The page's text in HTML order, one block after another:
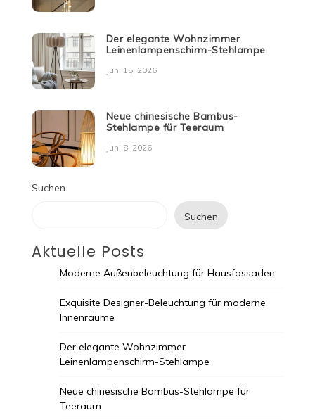
Der elegante Wohnzimmer
Leinenlampenschirm-Stehlampe
Juni 15, 2026
Neue chinesische Bambus-
Stehlampe für Teeraum
Juni 8, 2026
Suchen
Suchen
Aktuelle Posts
Moderne Außenbeleuchtung für Hausfassaden
Exquisite Designer-Beleuchtung für moderne
Innenräume
Der elegante Wohnzimmer
Leinenlampenschirm-Stehlampe
Neue chinesische Bambus-Stehlampe für
Teeraum